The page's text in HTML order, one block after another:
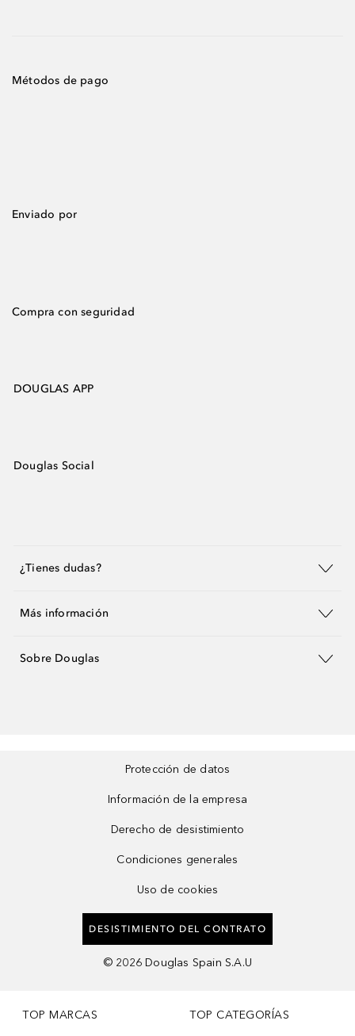
Métodos de pago
Enviado por
Compra con seguridad
DOUGLAS APP
Douglas Social
¿Tienes dudas?
Más información
Sobre Douglas
Protección de datos
Información de la empresa
Derecho de desistimiento
Condiciones generales
Uso de cookies
DESISTIMIENTO DEL CONTRATO
© 2026 Douglas Spain S.A.U
TOP MARCAS TOP CATEGORÍAS